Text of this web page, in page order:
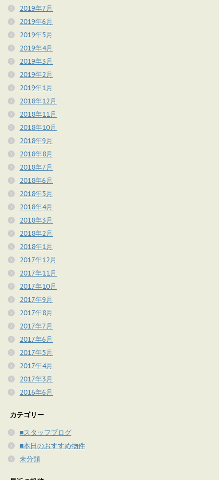
2019年7月
2019年6月
2019年5月
2019年4月
2019年3月
2019年2月
2019年1月
2018年12月
2018年11月
2018年10月
2018年9月
2018年8月
2018年7月
2018年6月
2018年5月
2018年4月
2018年3月
2018年2月
2018年1月
2017年12月
2017年11月
2017年10月
2017年9月
2017年8月
2017年7月
2017年6月
2017年5月
2017年4月
2017年3月
2016年6月
カテゴリー
■スタッフブログ
■本日のおすすめ物件
未分類